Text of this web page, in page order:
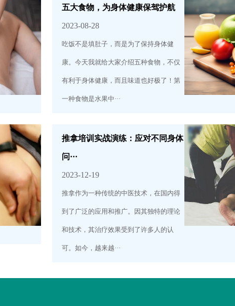
五大食物，为身体健康保驾护航
2023-08-28
吃饭不是填肚子，而是为了保持身体健
康。今天我就给大家介绍五种食物，不仅
有利于身体健康，而且味道也好极了！第
一种食物是水果中···
推拿培训实战演练：应对不同身体
问···
2023-12-19
推拿作为一种传统的中医技术，在国内得
到了广泛的应用和推广。因其独特的理论
和技术，其治疗效果受到了许多人的认
可。如今，越来越···